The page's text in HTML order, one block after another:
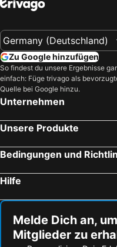
Zu Google hinzufügen
So findest du unsere Ergebnisse
einfach: Füge trivago als
Quelle bei Google hinzu.
Unternehmen
Unsere Produkte
Bedingungen und
Hilfe
Melde Dich an,
Mitglieder zu